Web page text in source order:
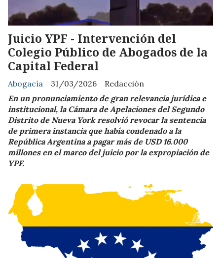
Juicio YPF - Intervención del
Colegio Público de Abogados de la
Capital Federal
Redacción
Abogacía
31/03/2026
En un pronunciamiento de gran relevancia jurídica e
institucional, la Cámara de Apelaciones del Segundo
Distrito de Nueva York resolvió revocar la sentencia
de primera instancia que había condenado a la
República Argentina a pagar más de USD 16.000
millones en el marco del juicio por la expropiación de
YPF.